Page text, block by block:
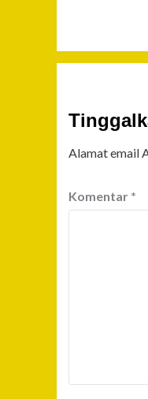
Alamat email
Komentar *